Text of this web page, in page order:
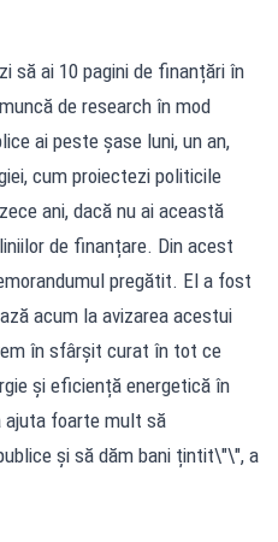
să ai 10 pagini de finanțări în
de research în mod
ai peste șase luni, un an,
cum proiectezi politicile
ani, dacă nu ai această
de finanțare. Din acest
pregătit. El a fost
acum la avizarea acestui
în sfârșit curat în tot ce
și eficiență energetică în
ajuta foarte mult să
și să dăm bani țintit\"\", a